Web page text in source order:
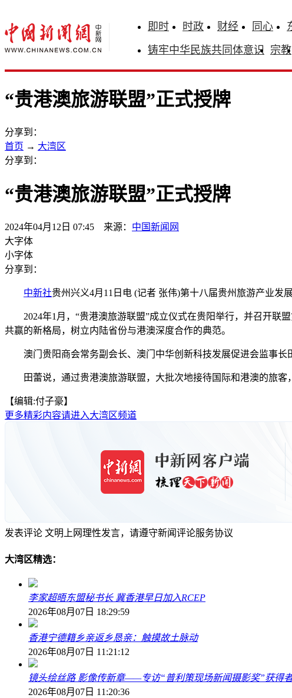
即时 时政 财经 同心
铸牢中华民族共同体意识 宗教
“贵港澳旅游联盟”正式授牌
分享到：
首页 → 大湾区
分享到：
“贵港澳旅游联盟”正式授牌
2024年04月12日 07:45 来源： 中国新闻网
大字体
小字体
分享到：
中新社贵州兴义4月11日电 (记者 张伟)第十八届贵州旅游产业发
2024年1月，“贵港澳旅游联盟”成立仪式在贵阳举行，并召开联
共赢的新格局，树立内陆省份与港澳深度合作的典范。
澳门贵阳商会常务副会长、澳门中华创新科技发展促进会监事长
田蕾说，通过贵港澳旅游联盟，大批次地接待国际和港澳的旅客
【编辑:付子豪】
更多精彩内容请进入大湾区频道
发表评论 文明上网理性发言，请遵守新闻评论服务协议
大湾区精选：
李家超晤东盟秘书长 冀香港早日加入RCEP
2026年08月07日 18:29:59
香港宁德籍乡亲返乡恳亲：触摸故土脉动
2026年08月07日 11:21:12
镜头绘丝路 影像传新章——专访“普利策现场新闻摄影奖”获得
2026年08月07日 11:20:36